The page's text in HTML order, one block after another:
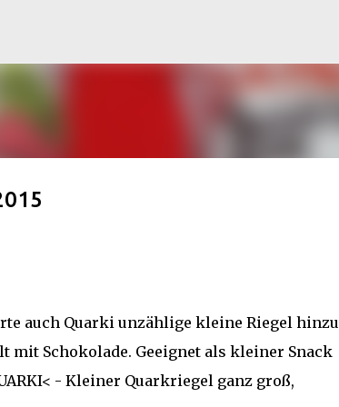
auch Quarki unzählige kleine Riegel
Schokolade. Geeignet als kleiner Snack
- Kleiner Quarkriegel ganz groß,